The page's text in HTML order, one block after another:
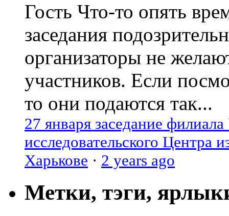
Гость Что-то опять
заседания
организаторы не
участников. Если
то они подаются так...
27 января заседание
исследовательского Центра
Харькове · 2 years ago
Метки, тэги,